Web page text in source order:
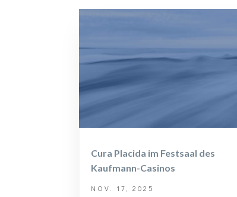
Cura Placida im Festsaal des
Kaufmann-Casinos
NOV. 17, 2025